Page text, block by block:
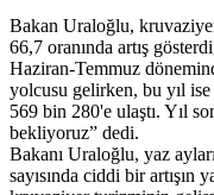
Bakan Uraloğlu,
66,7 oranında artış
Haziran-Temmuz
yolcusu gelirken, bu yıl
569 bin 280'e ulaştı. Yıl
bekliyoruz” dedi.
Bakanı Uraloğlu, yaz
sayısında ciddi bir artışın